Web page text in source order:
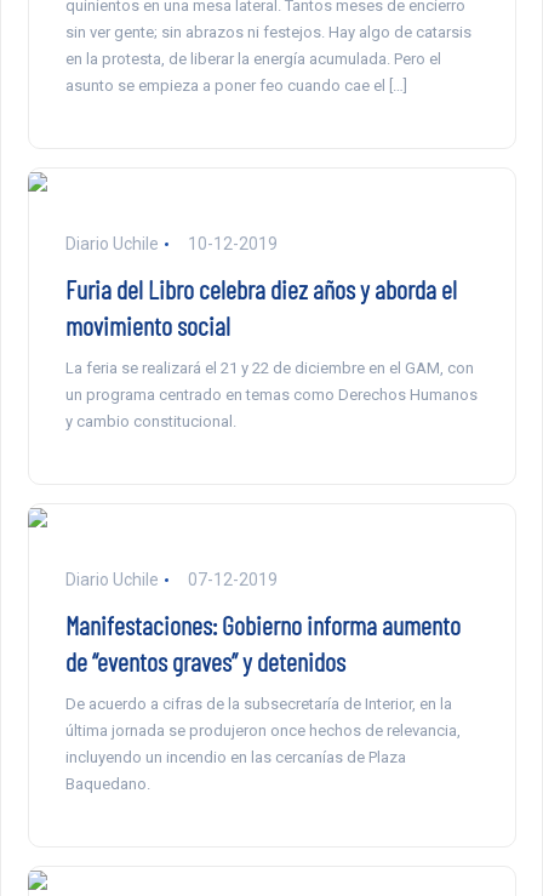
quinientos en una mesa lateral. Tantos meses de encierro
sin ver gente; sin abrazos ni festejos. Hay algo de catarsis
en la protesta, de liberar la energía acumulada. Pero el
asunto se empieza a poner feo cuando cae el […]
Diario Uchile 10-12-2019
Furia del Libro celebra diez años y aborda el
movimiento social
La feria se realizará el 21 y 22 de diciembre en el GAM, con
un programa centrado en temas como Derechos Humanos
y cambio constitucional.
Diario Uchile 07-12-2019
Manifestaciones: Gobierno informa aumento
de “eventos graves” y detenidos
De acuerdo a cifras de la subsecretaría de Interior, en la
última jornada se produjeron once hechos de relevancia,
incluyendo un incendio en las cercanías de Plaza
Baquedano.